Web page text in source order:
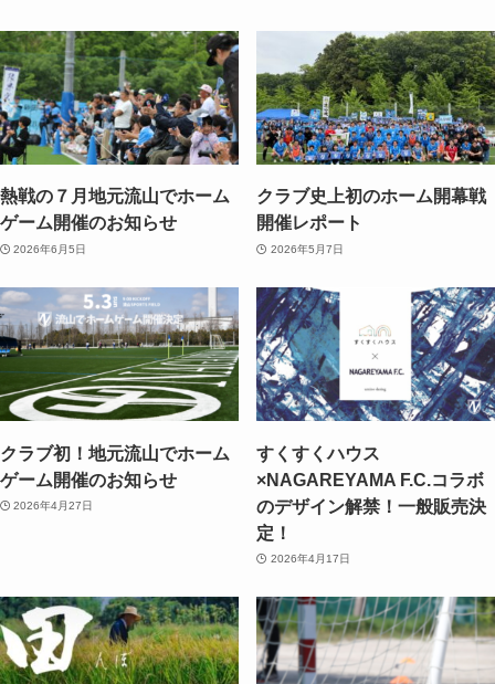
熱戦の７月地元流山でホーム
ゲーム開催のお知らせ
2026年6月5日
クラブ史上初のホーム開幕戦
開催レポート
2026年5月7日
クラブ初！地元流山でホーム
ゲーム開催のお知らせ
2026年4月27日
すくすくハウス
×NAGAREYAMA F.C.コラボ
のデザイン解禁！一般販売決
定！
2026年4月17日